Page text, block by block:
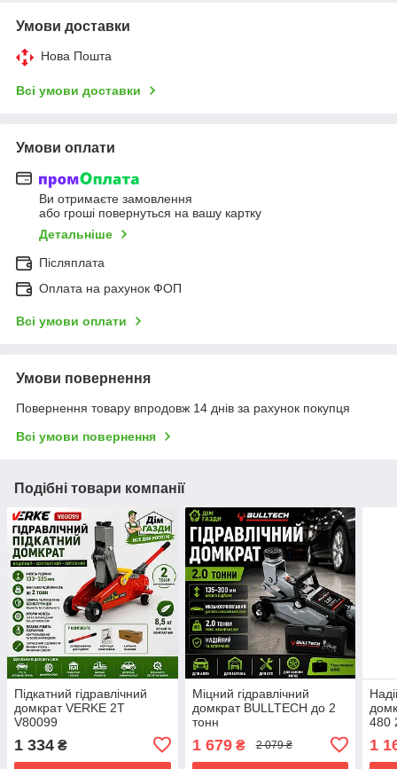
Умови доставки
Нова Пошта
Всі умови доставки
Умови оплати
Ви отримаєте замовлення
або гроші повернуться на вашу картку
Детальніше
Післяплата
Оплата на рахунок ФОП
Всі умови оплати
Умови повернення
Повернення товару впродовж 14 днів за рахунок покупця
Всі умови повернення
Подібні товари компанії
Підкатний гідравлічний
домкрат VERKE 2Т
V80099
1 334 ₴
Міцний гідравлічний
домкрат BULLTECH до 2
тонн
1 679₴ 2 079 ₴
480
1